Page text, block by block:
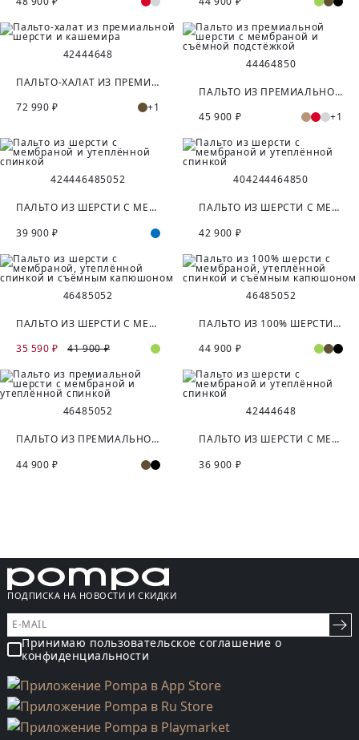
42444648
ПАЛЬТО-ХАЛАТ ИЗ ПРЕМИАЛЬНОЙ ШЕРСТИ И КАШЕМИРА
72 990 ₽
+1
44464850
ПАЛЬТО ИЗ ПРЕМИАЛЬНОЙ ШЕРСТИ С МЕМБРАНОЙ И СЪЁМНОЙ ПОДСТЁЖКОЙ
45 900 ₽
+1
424446485052
ПАЛЬТО ИЗ ШЕРСТИ С МЕМБРАНОЙ И УТЕПЛЁННОЙ СПИНКОЙ
39 900 ₽
404244464850
ПАЛЬТО ИЗ ШЕРСТИ С МЕМБРАНОЙ И УТЕПЛЁННОЙ СПИНКОЙ
42 900 ₽
46485052
ПАЛЬТО ИЗ ШЕРСТИ С МЕМБРАНОЙ, УТЕПЛЁННОЙ СПИНКОЙ И СЪЁМНЫМ КАПЮШОНОМ
35 590 ₽
41 900 ₽
46485052
ПАЛЬТО ИЗ 100% ШЕРСТИ С МЕМБРАНОЙ, УТЕПЛЁННОЙ СПИНКОЙ И СЪЁМНЫМ КАПЮШОНОМ
44 900 ₽
46485052
ПАЛЬТО ИЗ ПРЕМИАЛЬНОЙ ШЕРСТИ С МЕМБРАНОЙ И УТЕПЛЁННОЙ СПИНКОЙ
44 900 ₽
42444648
ПАЛЬТО ИЗ ШЕРСТИ С МЕМБРАНОЙ И УТЕПЛЁННОЙ СПИНКОЙ
36 900 ₽
ПОДПИСКА НА НОВОСТИ И СКИДКИ
Принимаю пользовательское соглашение о
конфиденциальности